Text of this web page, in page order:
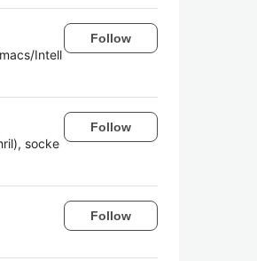
Intell
Follow
socke
Follow
Follow